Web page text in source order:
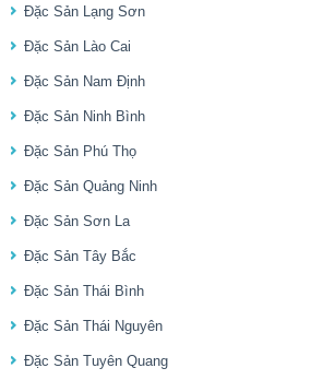
Đặc Sản Lạng Sơn
Đặc Sản Lào Cai
Đặc Sản Nam Định
Đặc Sản Ninh Bình
Đặc Sản Phú Thọ
Đặc Sản Quảng Ninh
Đặc Sản Sơn La
Đặc Sản Tây Bắc
Đặc Sản Thái Bình
Đặc Sản Thái Nguyên
Đặc Sản Tuyên Quang